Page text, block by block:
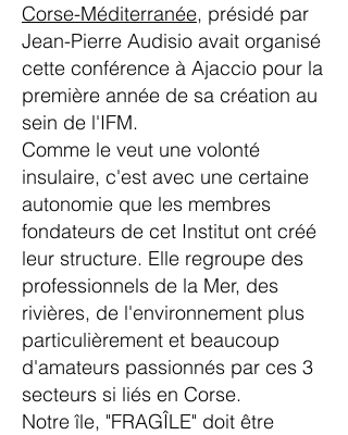
Corse-Méditerranée, présidé par
Jean-Pierre Audisio avait organisé
cette conférence à Ajaccio pour la
première année de sa création au
sein de l'IFM.
Comme le veut une volonté
insulaire, c'est avec une certaine
autonomie que les membres
fondateurs de cet Institut ont créé
leur structure. Elle regroupe des
professionnels de la Mer, des
rivières, de l'environnement plus
particulièrement et beaucoup
d'amateurs passionnés par ces 3
secteurs si liés en Corse.
Notre île, "FRAGÎLE" doit être